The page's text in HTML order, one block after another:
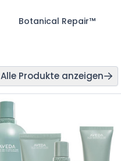
Botanical Repair™
Alle Produkte anzeigen